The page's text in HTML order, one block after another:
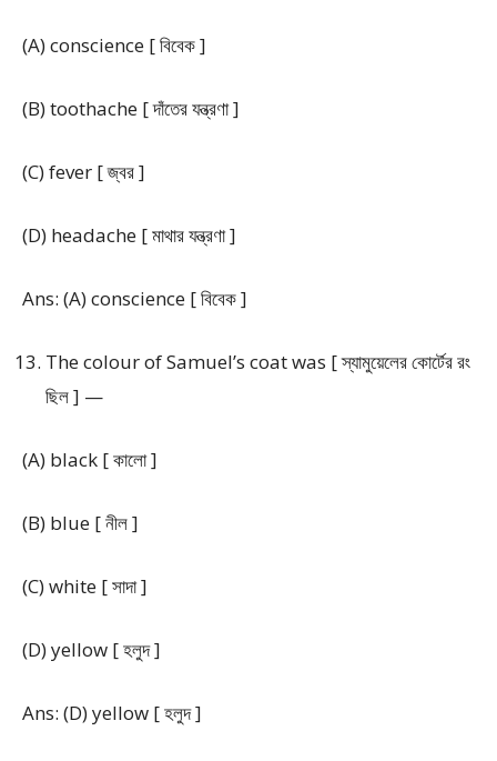
(A) conscience [ বিবেক ]
(B) toothache [ দাঁতের যন্ত্রণা ]
(C) fever [ জ্বর ]
(D) headache [ মাথার যন্ত্রণা ]
Ans: (A) conscience [ বিবেক ]
The colour of Samuel’s coat was [ স্যামুয়েলের কোর্টের রং
ছিল ] —
(A) black [ কালো ]
(B) blue [ নীল ]
(C) white [ সাদা ]
(D) yellow [ হলুদ ]
Ans: (D) yellow [ হলুদ ]